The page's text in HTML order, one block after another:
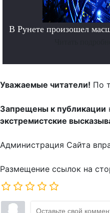
В Рунете произошел
Уважаемые читатели! По
Запрещены к публикации
экстремистские
Администрация Сайта
Размещение ссылок на